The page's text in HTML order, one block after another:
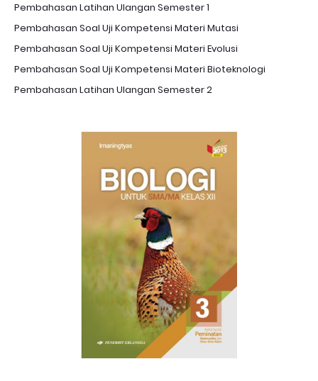
Pembahasan Latihan Ulangan Semester 1
Pembahasan Soal Uji Kompetensi Materi Mutasi
Pembahasan Soal Uji Kompetensi Materi Evolusi
Pembahasan Soal Uji Kompetensi Materi Bioteknologi
Pembahasan Latihan Ulangan Semester 2